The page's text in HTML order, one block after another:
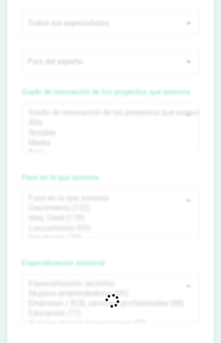
Grado de innovación de los proyectos que asesora
Fase en la que asesora
Especialización sectorial